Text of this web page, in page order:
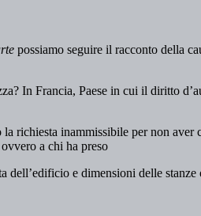
possiamo seguire il racconto della
In Francia, Paese in cui il diritto
richiesta inammissibile per non aver
a chi ha preso
e dimensioni delle